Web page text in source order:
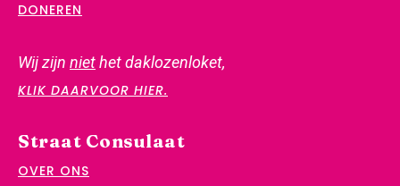
DONEREN
Wij zijn niethet daklozenloket,
KLIK DAARVOOR HIER.
Straat Consulaat
OVER ONS